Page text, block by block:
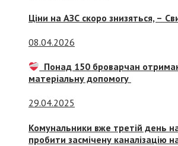
Ціни на АЗС скоро знизяться, –
08.04.2026
Понад 150 броварчан
матеріальну допомогу
29.04.2025
Комунальники вже третій день
пробити засмічену каналізацію